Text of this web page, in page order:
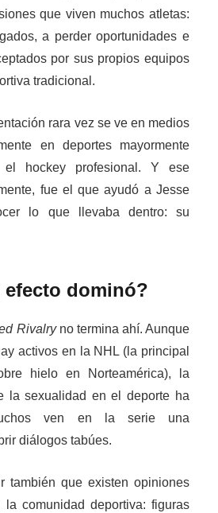
que viven muchos atletas:
a perder oportunidades e
por sus propios equipos
tradicional.
rara vez se ve en medios
en deportes mayormente
el hockey profesional. Y ese
fue el que ayudó a Jesse
lo que llevaba dentro: su
efecto dominó?
Rivalryno termina ahí. Aunque
activos en la NHL (la principal
hielo en Norteamérica), la
la sexualidad en el deporte ha
ven en la serie una
diálogos tabúes.
también que existen opiniones
comunidad deportiva: figuras